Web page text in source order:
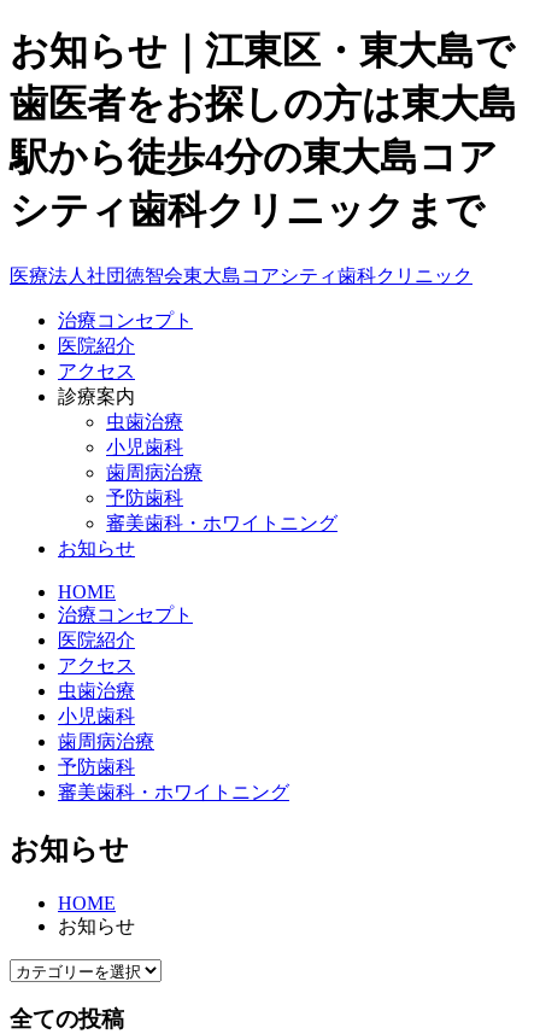
お知らせ｜江東区・東大島で
歯医者をお探しの方は東大島
駅から徒歩4分の東大島コア
シティ歯科クリニックまで
医療法人社団徳智会東大島コアシティ歯科クリニック
治療コンセプト
医院紹介
アクセス
診療案内
虫歯治療
小児歯科
歯周病治療
予防歯科
審美歯科・ホワイトニング
お知らせ
HOME
治療コンセプト
医院紹介
アクセス
虫歯治療
小児歯科
歯周病治療
予防歯科
審美歯科・ホワイトニング
お知らせ
HOME
お知らせ
全ての投稿